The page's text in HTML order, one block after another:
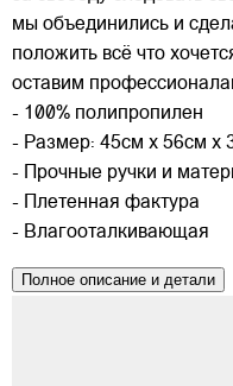
мы объединились и
положить всё что
оставим
- 100% полипропилен
- Размер: 45см х 56см х
- Прочные ручки и
- Плетенная фактура
- Влагооталкивающая
Полное описание и детали